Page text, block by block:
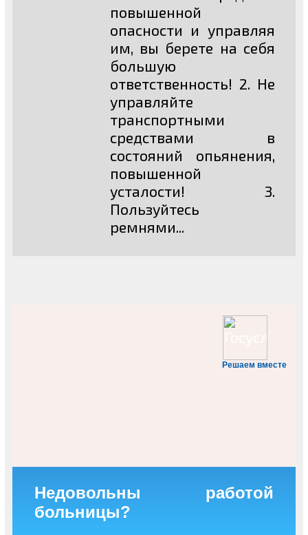
повышенной
опасности и управляя
им, вы берете на себя
большую
ответственность! 2. Не
управляйте
транспортными
средствами в
состояний опьянения,
повышенной
усталости! 3.
Пользуйтесь
ремнями...
Решаем вместе
Недовольны работой
больницы?